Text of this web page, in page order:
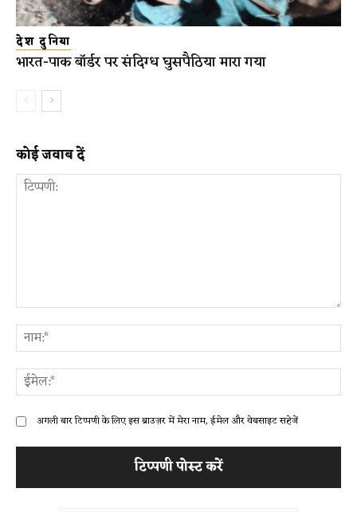
देश दुनिया
भारत-पाक बॉर्डर पर संदिग्ध घुसपैठिया मारा गया
कोई जवाब दें
अगली बार टिप्पणी के लिए इस ब्राउज़र में मेरा नाम, ईमेल और वेबसाइट सहेजें